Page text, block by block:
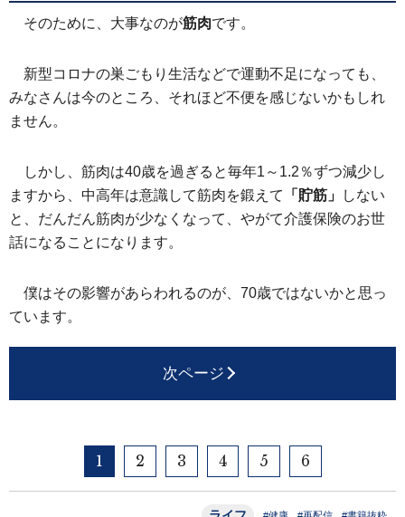
そのために、大事なのが筋肉です。
新型コロナの巣ごもり生活などで運動不足になっても、
みなさんは今のところ、それほど不便を感じないかもしれ
ません。
しかし、筋肉は40歳を過ぎると毎年1～1.2％ずつ減少し
ますから、中高年は意識して筋肉を鍛えて
「貯筋」
しない
と、だんだん筋肉が少なくなって、やがて介護保険のお世
話になることになります。
僕はその影響があらわれるのが、70歳ではないかと思っ
ています。
次ページ
1 2 3 4 5 6
#健康 #再配信 #書籍抜粋